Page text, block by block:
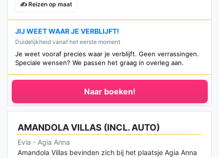
✍️ Reizen op maat
JIJ WEET WAAR JE VERBLIJFT!
Duidelijkheid vanaf het eerste moment
Je weet vooraf precies waar je verblijft. Geen verrassingen.
Speciale wensen? We passen het graag in overleg aan.
Naar boeken!
AMANDOLA VILLAS (INCL. AUTO)
Evia - Agia Anna
Amandola Villas bevinden zich bij het plaatsje Agia Anna